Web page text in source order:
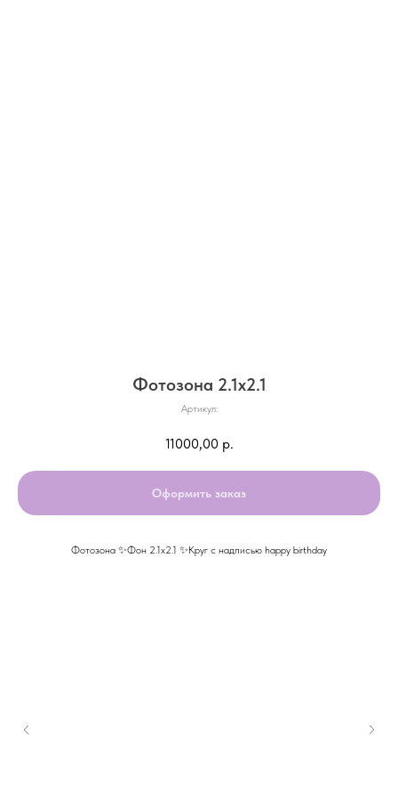
Фотозона 2.1х2.1
Артикул:
11000,00 р.
Оформить заказ
Фотозона ✨Фон 2.1х2.1 ✨Круг с надписью happy birthday